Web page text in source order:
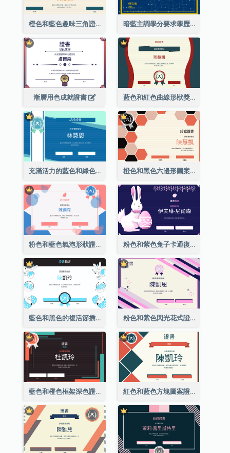
橙色和藍色趣味三角證書 暗藍主調學分要求學歷證書
漸層用色成就證書 藍色和紅色曲線形狀獎證書
充滿活力的藍色和綠色徽章證書 橙色和黑色六邊形圖案證書
粉色和藍色氣泡形狀證書 粉色和紫色兔子卡通復活節證書
藍色和黑色的複活節插圖證書 粉色和紫色閃光花式證書
藍色和橙色框架深色證書 紅色和藍色方塊圖案證書